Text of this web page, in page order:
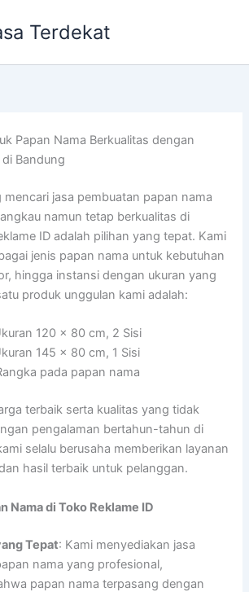
Terdekat
Papan Nama Berkualitas dengan
Bandung
jasa pembuatan papan nama
namun tetap berkualitas di
ID adalah pilihan yang tepat. Kami
jenis papan nama untuk kebutuhan
hingga instansi dengan ukuran yang
produk unggulan kami adalah:
120 x 80 cm, 2 Sisi
145 x 80 cm, 1 Sisi
pada papan nama
terbaik serta kualitas yang tidak
pengalaman bertahun-tahun di
selalu berusaha memberikan layanan
hasil terbaik untuk pelanggan.
Nama di Toko Reklame ID
Tepat: Kami menyediakan jasa
nama yang profesional,
papan nama terpasang dengan